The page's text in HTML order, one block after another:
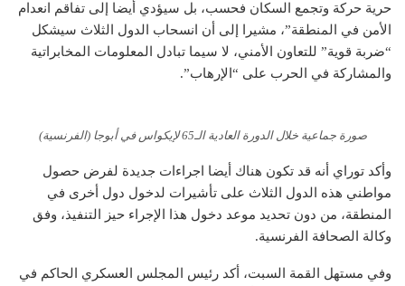
حرية حركة وتجمع السكان فحسب، بل سيؤدي أيضا إلى تفاقم انعدام
الأمن في المنطقة”، مشيرا إلى أن انسحاب الدول الثلاث سيشكل
“ضربة قوية” للتعاون الأمني، لا سيما تبادل المعلومات المخابراتية
والمشاركة في الحرب على “الإرهاب”.
صورة جماعية خلال الدورة العادية الـ65 لإيكواس في أبوجا (الفرنسية)
وأكد توراي أنه قد تكون هناك أيضا اجراءات جديدة لفرض حصول
مواطني هذه الدول الثلاث على تأشيرات لدخول دول أخرى في
المنطقة، من دون تحديد موعد دخول هذا الإجراء حيز التنفيذ، وفق
وكالة الصحافة الفرنسية.
وفي مستهل القمة السبت، أكد رئيس المجلس العسكري الحاكم في